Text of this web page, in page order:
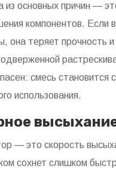
из основных причин —
компонентов. Если
она теряет прочность и
смесь становится
использования.
— это скорость
сохнет слишком